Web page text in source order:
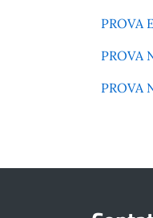
PROVA
PROVA
PROVA